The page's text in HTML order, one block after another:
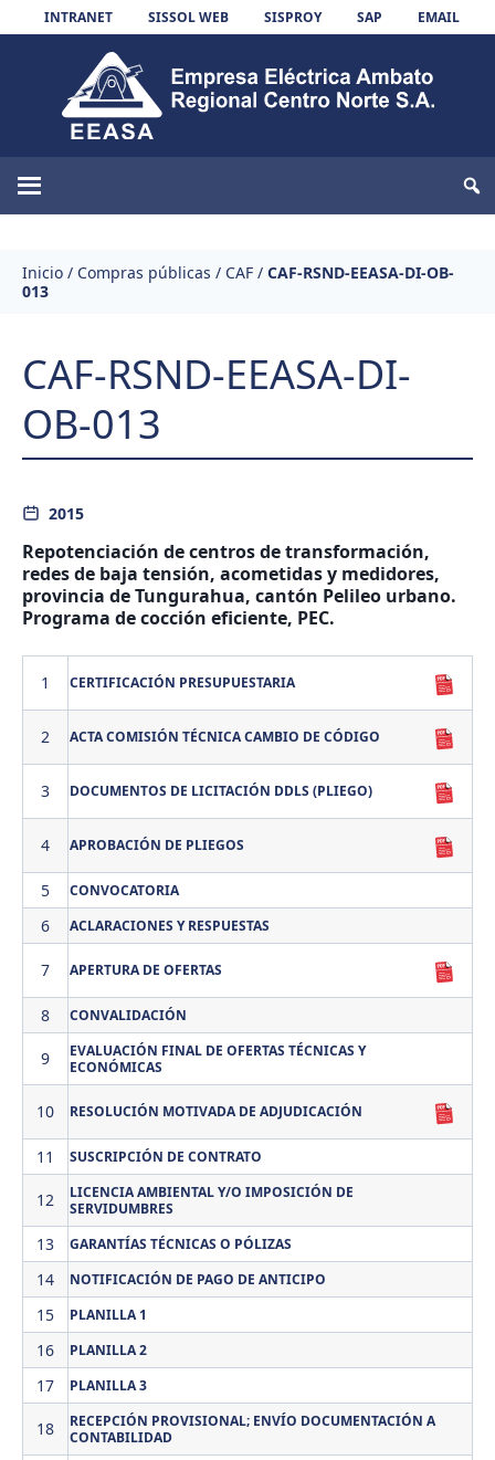
Skip to content
INTRANET SISSOL WEB SISPROY SAP EMAIL
EEASA
Inicio / Compras públicas / CAF / CAF-RSND-EEASA-DI-OB-
013
CAF-RSND-EEASA-DI-
OB-013
2015
Repotenciación de centros de transformación,
redes de baja tensión, acometidas y medidores,
provincia de Tungurahua, cantón Pelileo urbano.
Programa de cocción eficiente, PEC.
1 CERTIFICACIÓN PRESUPUESTARIA
2 ACTA COMISIÓN TÉCNICA CAMBIO DE CÓDIGO
3 DOCUMENTOS DE LICITACIÓN DDLS (PLIEGO)
4 APROBACIÓN DE PLIEGOS
5 CONVOCATORIA
6 ACLARACIONES Y RESPUESTAS
7 APERTURA DE OFERTAS
8 CONVALIDACIÓN
9
EVALUACIÓN FINAL DE OFERTAS TÉCNICAS Y
ECONÓMICAS
10 RESOLUCIÓN MOTIVADA DE ADJUDICACIÓN
11 SUSCRIPCIÓN DE CONTRATO
12
LICENCIA AMBIENTAL Y/O IMPOSICIÓN DE
SERVIDUMBRES
13 GARANTÍAS TÉCNICAS O PÓLIZAS
14 NOTIFICACIÓN DE PAGO DE ANTICIPO
15 PLANILLA 1
16 PLANILLA 2
17 PLANILLA 3
18
RECEPCIÓN PROVISIONAL; ENVÍO DOCUMENTACIÓN A
CONTABILIDAD